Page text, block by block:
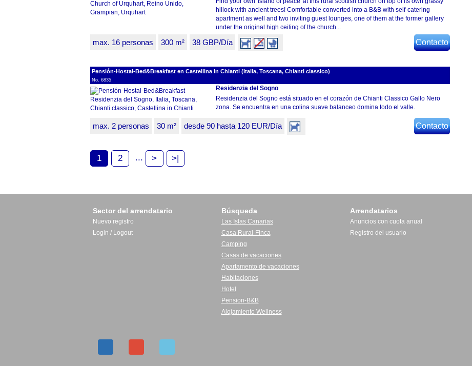
hillock with ancient trees! Comfortable converted into a B&B with self-catering
apartment as well and two inviting guest lounges, one of them at the former gallery
under the original high ceiling of the church...
max. 16 personas 300 m² 38 GBP/Día Contacto
Pensión-Hostal-Bed&Breakfast en Castellina in Chianti (Italia, Toscana, Chianti classico)
No. 6835
Residenzia del Sogno
Residenzia del Sogno está situado en el corazón de Chianti Classico Gallo Nero
zona. Se encuentra en una colina suave balanceo domina todo el valle.
max. 2 personas 30 m² desde 90 hasta 120 EUR/Día Contacto
1 2 ... > >|
Sector del arrendatario
Nuevo registro
Login / Logout
Búsqueda
Las Islas Canarias
Casa Rural-Finca
Camping
Casas de vacaciones
Apartamento de vacaciones
Habitaciones
Hotel
Pension-B&B
Alojamiento Wellness
Arrendatarios
Anuncios con cuota anual
Registro del usuario